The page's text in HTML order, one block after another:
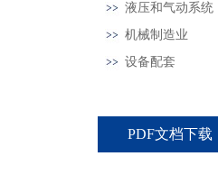
液压和气动系统
机械制造业
设备配套
PDF文档下载